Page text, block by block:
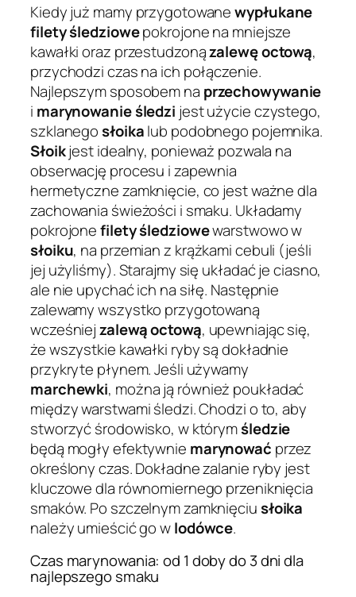
Kiedy już mamy przygotowanewypłukane
filety śledziowepokrojone na mniejsze
kawałki oraz przestudzonązalewę octową,
przychodzi czas na ich połączenie.
Najlepszym sposobem na przechowywanie
i marynowanie śledzi jest użycie czystego,
szklanegosłoikalub podobnego pojemnika.
Słoikjest idealny, ponieważ pozwala na
obserwację procesu i zapewnia
hermetyczne zamknięcie, co jest ważne dla
zachowania świeżości i smaku. Układamy
pokrojonefilety śledziowewarstwowo w
słoiku, na przemian z krążkami cebuli (jeśli
jej użyliśmy). Starajmy się układać je ciasno,
ale nie upychać ich na siłę. Następnie
zalewamy wszystko przygotowaną
wcześniejzalewą octową, upewniając się,
że wszystkie kawałki ryby są dokładnie
przykryte płynem. Jeśli używamy
marchewki, można ją również poukładać
między warstwami śledzi. Chodzi o to, aby
stworzyć środowisko, w którymśledzie
będą mogły efektywnie marynować przez
określony czas. Dokładne zalanie ryby jest
kluczowe dla równomiernego przeniknięcia
smaków. Po szczelnym zamknięciusłoika
należy umieścić go wlodówce.
Czas marynowania: od 1 doby do 3 dni dla
najlepszego smaku